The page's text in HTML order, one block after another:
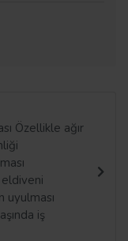
Özellikle ağır
uyulması
iş